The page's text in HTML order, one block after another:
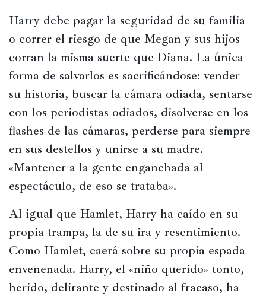
Harry debe pagar la seguridad de su familia
o correr el riesgo de que Megan y sus hijos
corran la misma suerte que Diana. La única
forma de salvarlos es sacrificándose: vender
su historia, buscar la cámara odiada, sentarse
con los periodistas odiados, disolverse en los
flashes de las cámaras, perderse para siempre
en sus destellos y unirse a su madre.
«Mantener a la gente enganchada al
espectáculo, de eso se trataba».
Al igual que Hamlet, Harry ha caído en su
propia trampa, la de su ira y resentimiento.
Como Hamlet, caerá sobre su propia espada
envenenada. Harry, el «niño querido» tonto,
herido, delirante y destinado al fracaso, ha